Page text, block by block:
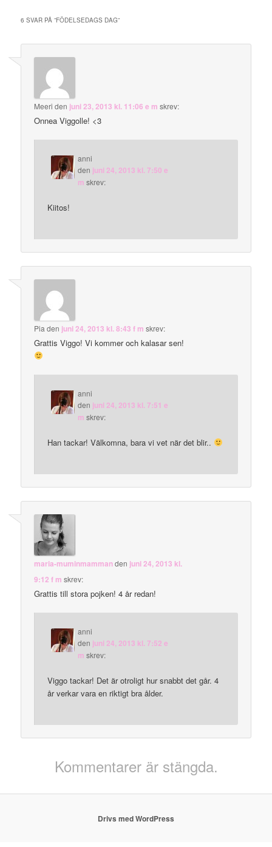
6 SVAR PÅ ”FÖDELSEDAGS DAG”
Meeri den juni 23, 2013 kl. 11:06 e m skrev:
Onnea Viggolle! <3
anni
den juni 24, 2013 kl. 7:50 e
m skrev:
Kiitos!
Pia den juni 24, 2013 kl. 8:43 f m skrev:
Grattis Viggo! Vi kommer och kalasar sen!
anni
den juni 24, 2013 kl. 7:51 e
m skrev:
Han tackar! Välkomna, bara vi vet när det blir..
maria-muminmammanden juni 24, 2013 kl.
9:12 f m skrev:
Grattis till stora pojken! 4 år redan!
anni
den juni 24, 2013 kl. 7:52 e
m skrev:
Viggo tackar! Det är otroligt hur snabbt det går. 4
år verkar vara en riktigt bra ålder.
Kommentarer är stängda.
Drivs med WordPress